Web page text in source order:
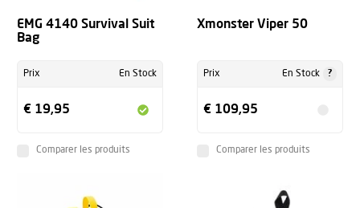
EMG 4140 Survival Suit
Bag
Prix En Stock
€ 19,95
Comparer les produits
Xmonster Viper 50
Prix En Stock ?
€ 109,95
Comparer les produits